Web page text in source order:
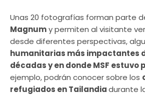
Unas 20 fotografías forman parte
Magnumy permiten al visitante
desde diferentes perspectivas,
humanitarias más impactantes
décadas y en donde MSF estuvo
ejemplo, podrán conocer sobre los
refugiados en Tailandiadurante